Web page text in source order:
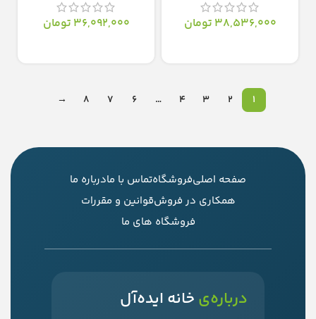
38,536,000 تومان
36,092,000 تومان
1
2
3
4
…
6
7
8
→
صفحه اصلیفروشگاهتماس با مادرباره ما
همکاری در فروشقوانین و مقررات
فروشگاه های ما
درباره‌ی خانه ایده‌آل